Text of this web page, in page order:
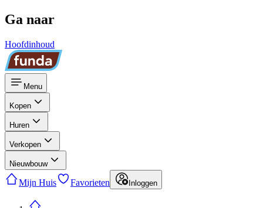
Ga naar
Hoofdinhoud
Menu
Kopen
Huren
Verkopen
Nieuwbouw
Mijn Huis Favorieten Inloggen